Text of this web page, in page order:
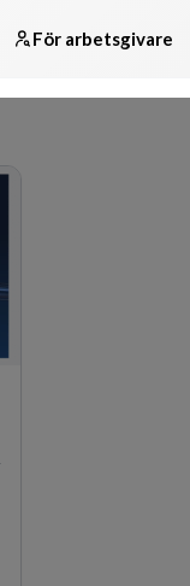
För arbetsgivare